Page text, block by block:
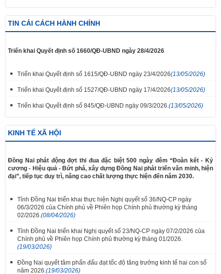
TIN CẢI CÁCH HÀNH CHÍNH
Triển khai Quyết định số 1660/QĐ-UBND ngày 28/4/2026
Triển khai Quyết định số 1615/QĐ-UBND ngày 23/4/2026(13/05/2026)
Triển khai Quyết định số 1527/QĐ-UBND ngày 17/4/2026(13/05/2026)
Triển khai Quyết định số 845/QĐ-UBND ngày 09/3/2026. (13/05/2026)
KINH TẾ XÃ HỘI
Đồng Nai phát động đợt thi đua đặc biệt 500 ngày đêm “Đoàn kết - Kỷ
cương - Hiệu quả - Bứt phá, xây dựng Đồng Nai phát triển văn minh, hiện
đại”, tiếp tục duy trì, nâng cao chất lượng thực hiện đến năm 2030.
Tỉnh Đồng Nai triển khai thực hiện Nghị quyết số 36/NQ-CP ngày
06/3/2026 của Chính phủ về Phiên họp Chính phủ thường kỳ tháng
02/2026. (08/04/2026)
Tỉnh Đồng Nai triển khai Nghị quyết số 23/NQ-CP ngày 07/2/2026 của
Chính phủ về Phiên họp Chính phủ thường kỳ tháng 01/2026.
(19/03/2026)
Đồng Nai quyết tâm phấn đấu đạt tốc độ tăng trưởng kinh tế hai con số
năm 2026. (19/03/2026)